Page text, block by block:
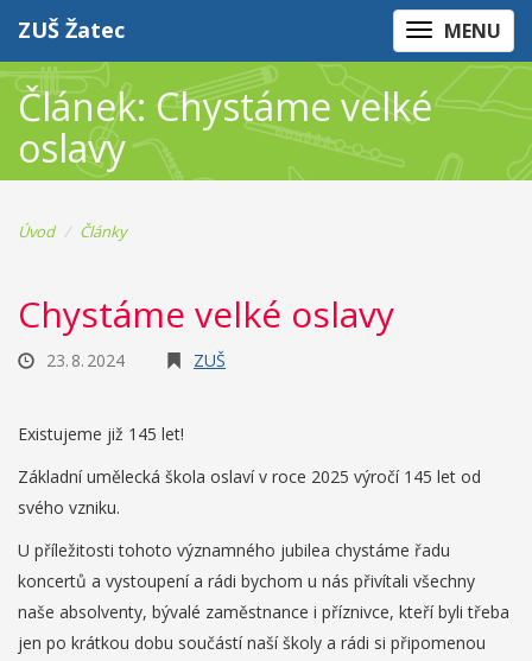
MENU
ZUŠ Žatec
Článek: Chystáme velké
oslavy
Úvod Články
Chystáme velké oslavy
23. 8. 2024 ZUŠ
Existujeme již 145 let!
Základní umělecká škola oslaví v roce 2025 výročí 145 let od
svého vzniku.
U příležitosti tohoto významného jubilea chystáme řadu
koncertů a vystoupení a rádi bychom u nás přivítali všechny
naše absolventy, bývalé zaměstnance i příznivce, kteří byli třeba
jen po krátkou dobu součástí naší školy a rádi si připomenou